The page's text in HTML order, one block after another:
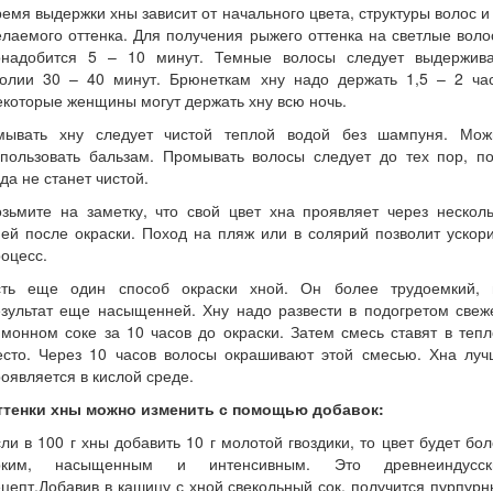
выдержки хны зависит от начального цвета, структуры волос и
оттенка. Для получения рыжего оттенка на светлые
5 – 10 минут. Темные волосы следует
30 – 40 минут. Брюнеткам хну надо держать 1,5 – 2
женщины могут держать хну всю ночь.
хну следует чистой теплой водой без шампуня.
бальзам. Промывать волосы следует до тех пор,
не станет чистой.
на заметку, что свой цвет хна проявляет через
после окраски. Поход на пляж или в солярий позволит
еще один способ окраски хной. Он более трудоемкий,
еще насыщенней. Хну надо развести в подогретом
соке за 10 часов до окраски. Затем смесь ставят в
Через 10 часов волосы окрашивают этой смесью. Хна
в кислой среде.
хны можно изменить с помощью добавок:
в 100 г хны добавить 10 г молотой гвоздики, то цвет будет
насыщенным и интенсивным. Это
в кашицу с хной свекольный сок, получится